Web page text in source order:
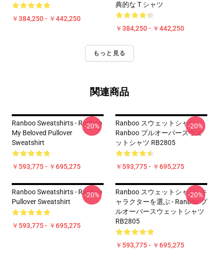
￥384,250 - ￥442,250
典的な T シャツ
￥384,250 - ￥442,250
もっと見る
関連商品
Ranboo Sweatshirts - Ranboo
My Beloved Pullover
Sweatshirt
￥593,775 - ￥695,275
-20%
Ranboo スウェットシャツ -
Ranboo プルオーバースウェ
ットシャツ RB2805
￥593,775 - ￥695,275
-20%
Ranboo Sweatshirts - Ranboo
Pullover Sweatshirt
￥593,775 - ￥695,275
-20%
Ranboo スウェットシャツ - キ
ャラクターを選ぶ - Ranboo プ
ルオーバースウェットシャツ
RB2805
￥593,775 - ￥695,275
-20%